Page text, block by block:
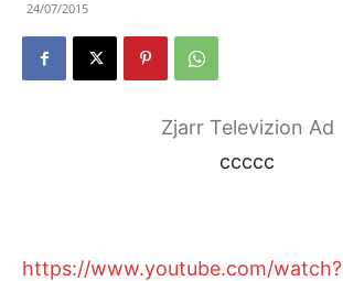
24/07/2015
Zjarr Televizion Ad
ccccc
https://www.youtube.com/watch?